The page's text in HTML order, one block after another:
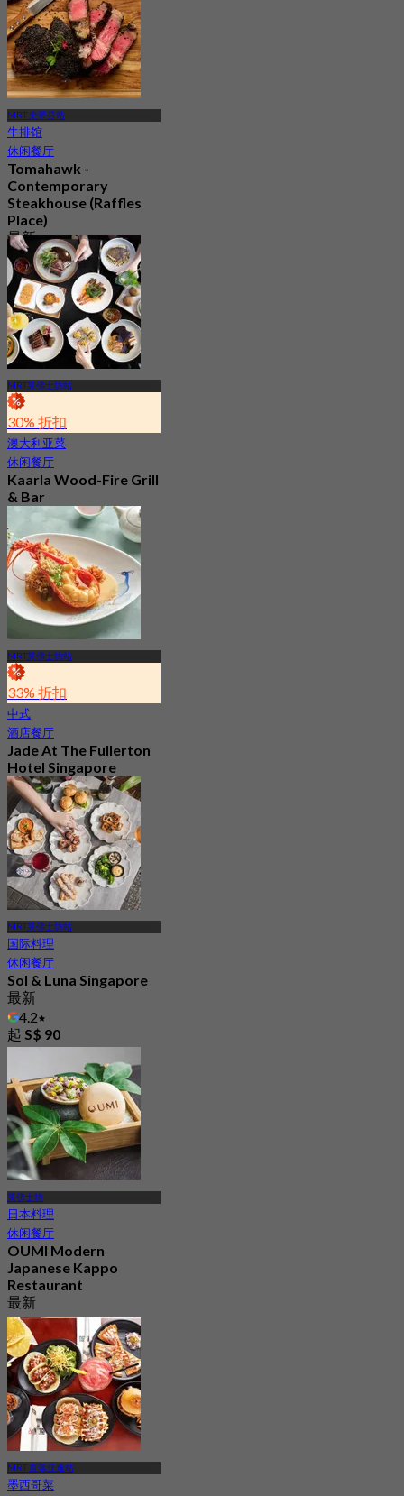
4.3
起S$ 55.63
MRT 史蒂芬站
牛排馆
休闲餐厅
Tomahawk -
Contemporary
Steakhouse (Raffles
Place)
最新
4.3
起S$ 68
MRT莱佛士坊站
30% 折扣
澳大利亚菜
休闲餐厅
Kaarla Wood-Fire Grill
& Bar
4.4
151 已预订
起S$ 66.33
MRT莱佛士坊站
33% 折扣
中式
酒店餐厅
Jade At The Fullerton
Hotel Singapore
最新
4.4
起S$ 49
MRT莱佛士坊站
国际料理
休闲餐厅
Sol & Luna Singapore
最新
4.2
起 S$ 90
莱佛士坊
日本料理
休闲餐厅
OUMI Modern
Japanese Kappo
Restaurant
最新
4.7
起S$ 120
MRT 直落亚逸站
墨西哥菜